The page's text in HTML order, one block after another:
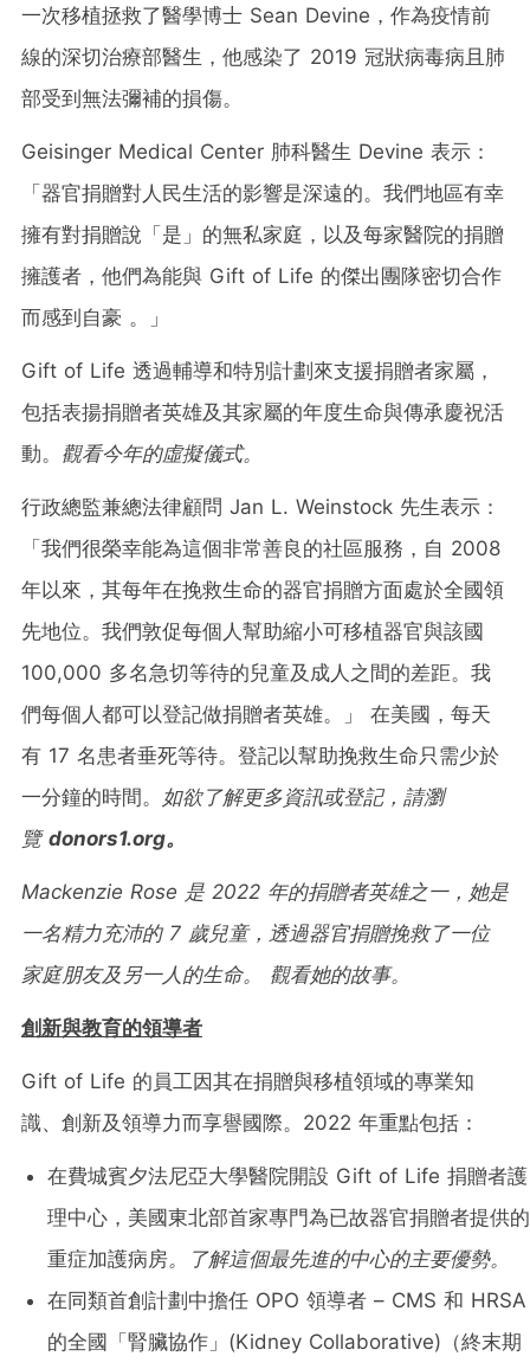
一次移植拯救了醫學博士 Sean Devine，作為疫情前
線的深切治療部醫生，他感染了 2019 冠狀病毒病且肺
部受到無法彌補的損傷。
Geisinger Medical Center 肺科醫生 Devine 表示：
「器官捐贈對人民生活的影響是深遠的。我們地區有幸
擁有對捐贈說「是」的無私家庭，以及每家醫院的捐贈
擁護者，他們為能與 Gift of Life 的傑出團隊密切合作
而感到自豪 。」
Gift of Life 透過輔導和特別計劃來支援捐贈者家屬，
包括表揚捐贈者英雄及其家屬的年度生命與傳承慶祝活
動。 觀看今年的虛擬儀式。
行政總監兼總法律顧問 Jan L. Weinstock 先生表示：
「我們很榮幸能為這個非常善良的社區服務，自 2008
年以來，其每年在挽救生命的器官捐贈方面處於全國領
先地位。我們敦促每個人幫助縮小可移植器官與該國
100,000 多名急切等待的兒童及成人之間的差距。我
們每個人都可以登記做捐贈者英雄。」 在美國，每天
有 17 名患者垂死等待。登記以幫助挽救生命只需少於
一分鐘的時間。 如欲了解更多資訊或登記，請瀏
覽 donors1.org。
Mackenzie Rose 是 2022 年的捐贈者英雄之一，她是
一名精力充沛的7 歲兒童，透過器官捐贈挽救了一位
家庭朋友及另一人的生命。
觀看她的故事。
創新與教育的領導者
Gift of Life 的員工因其在捐贈與移植領域的專業知
識、創新及領導力而享譽國際。2022 年重點包括：
在費城賓夕法尼亞大學醫院開設 Gift of Life 捐贈者護
理中心，美國東北部首家專門為已故器官捐贈者提供的
重症加護病房。 了解這個最先進的中心的主要優勢。
在同類首創計劃中擔任 OPO 領導者 – CMS 和 HRSA
的全國「腎臟協作」(Kidney Collaborative)（終末期